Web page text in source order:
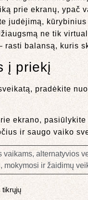
prie ekranų, ypač
judėjimą,
ne tik
balansą, kuris
į priekį
pradėkite
ekrano,
ir saugo vaiko
vaikams, alternatyvios
, mokymosi ir žaidimų
tikrųjų